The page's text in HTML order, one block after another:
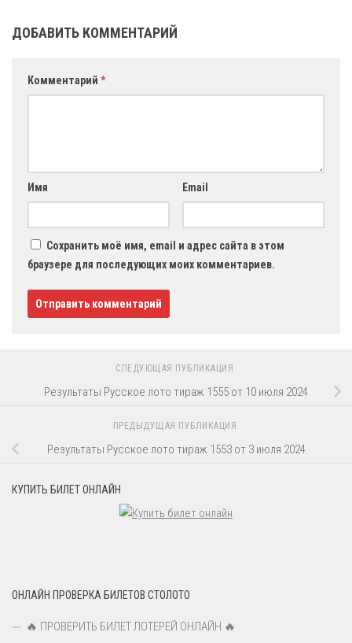
ДОБАВИТЬ КОММЕНТАРИЙ
Комментарий *
Имя Email
Сохранить моё имя, email и адрес сайта в этом
браузере для последующих моих комментариев.
СЛЕДУЮЩАЯ ПУБЛИКАЦИЯ
Результаты Русское лото тираж 1555 от 10 июля 2024
ПРЕДЫДУЩАЯ ПУБЛИКАЦИЯ
Результаты Русское лото тираж 1553 от 3 июля 2024
КУПИТЬ БИЛЕТ ОНЛАЙН
ОНЛАЙН ПРОВЕРКА БИЛЕТОВ СТОЛОТО
🔥 ПРОВЕРИТЬ БИЛЕТ ЛОТЕРЕЙ ОНЛАЙН 🔥